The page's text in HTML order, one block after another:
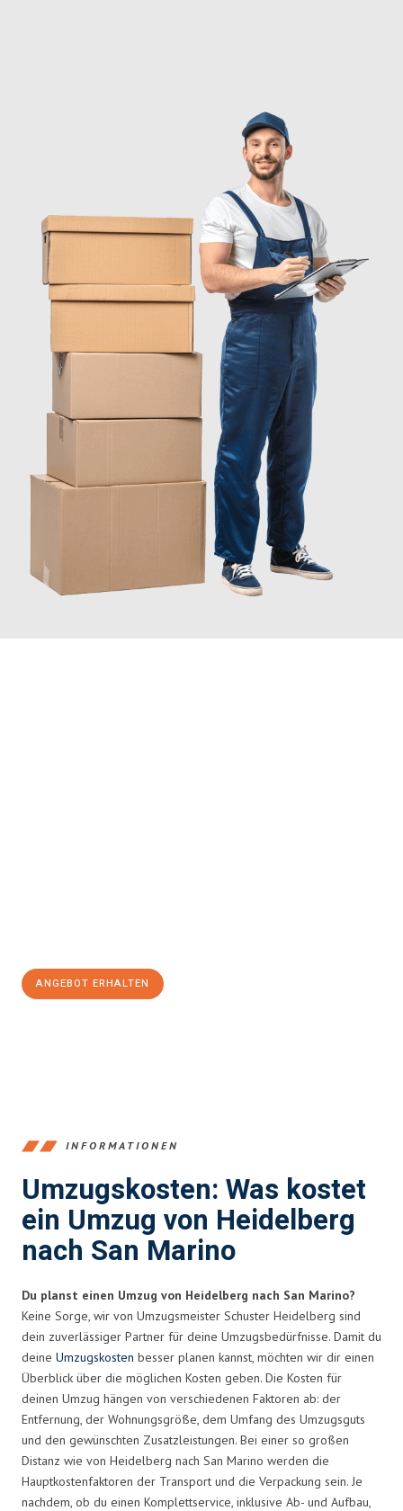
ANGEBOT ERHALTEN
INFORMATIONEN
Umzugskosten: Was kostet
ein Umzug von Heidelberg
nach San Marino
Du planst einen Umzug von Heidelberg nach San Marino?
Keine Sorge, wir von Umzugsmeister Schuster Heidelberg sind
dein zuverlässiger Partner für deine Umzugsbedürfnisse. Damit du
deine Umzugskosten besser planen kannst, möchten wir dir einen
Überblick über die möglichen Kosten geben. Die Kosten für
deinen Umzug hängen von verschiedenen Faktoren ab: der
Entfernung, der Wohnungsgröße, dem Umfang des Umzugsguts
und den gewünschten Zusatzleistungen. Bei einer so großen
Distanz wie von Heidelberg nach San Marino werden die
Hauptkostenfaktoren der Transport und die Verpackung sein. Je
nachdem, ob du einen Komplettservice, inklusive Ab- und Aufbau,